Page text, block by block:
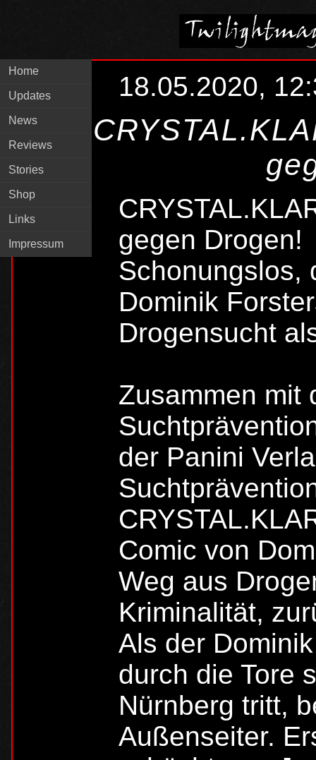
Home
Updates
News
Reviews
Stories
Shop
Links
Impressum
18.05.2020,
gegen Drogen!
Schonungslos,
Dominik
Drogensucht
Zusammen mit
der Panini
Comic von
Weg aus
Kriminalität,
Als der
durch die Tore
Nürnberg tritt,
Außenseiter.